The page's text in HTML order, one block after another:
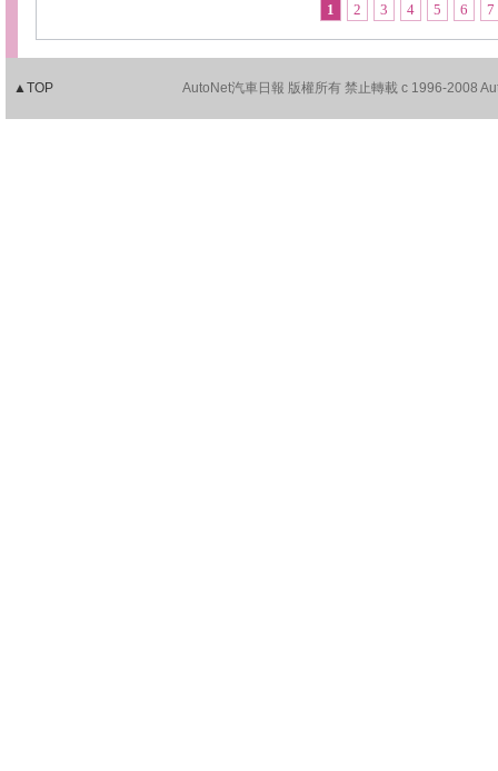
1 2 3 4 5 6 7
▲TOP AutoNet汽車日報 版權所有 禁止轉載 c 1996-2008